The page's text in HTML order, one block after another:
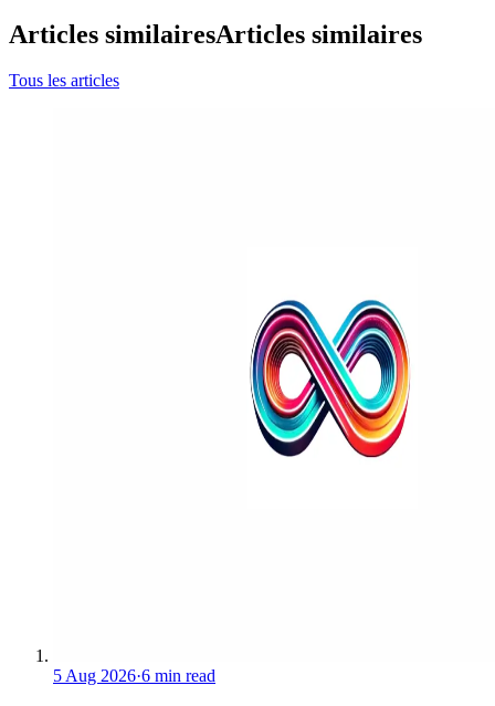
Articles similairesArticles similaires
Tous les articles
5 Aug 2026·6 min read